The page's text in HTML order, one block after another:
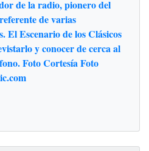
de la radio, pionero del
de varias
El Escenario de los Clásicos
y conocer de cerca al
Foto Cortesía Foto